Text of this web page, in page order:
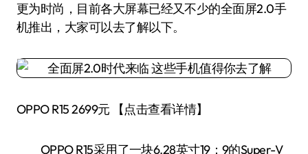
更为时尚，目前各大屏幕已经又不少的全面屏2.0手
机推出，大家可以去了解以下。
OPPO R15 2699元 【点击查看详情】
OPPO R15采用了一块6.28英寸19：9的Super-V